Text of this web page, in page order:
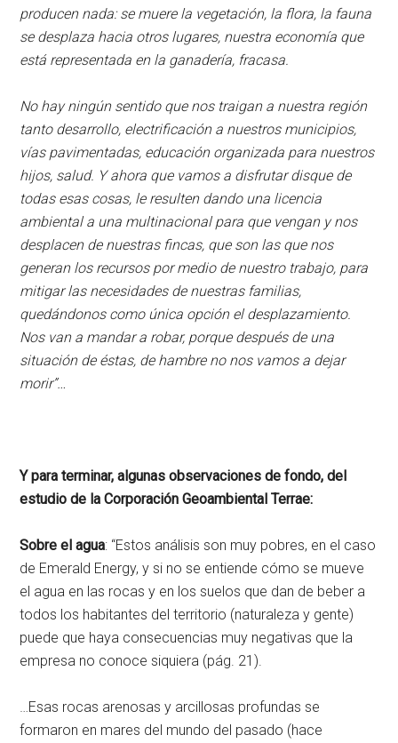
producen nada: se muere la vegetación, la flora, la fauna
se desplaza hacia otros lugares, nuestra economía que
está representada en la ganadería, fracasa.
No hay ningún sentido que nos traigan a nuestra región
tanto desarrollo, electrificación a nuestros municipios,
vías pavimentadas, educación organizada para nuestros
hijos, salud. Y ahora que vamos a disfrutar disque de
todas esas cosas, le resulten dando una licencia
ambiental a una multinacional para que vengan y nos
desplacen de nuestras fincas, que son las que nos
generan los recursos por medio de nuestro trabajo, para
mitigar las necesidades de nuestras familias,
quedándonos como única opción el desplazamiento.
Nos van a mandar a robar, porque después de una
situación de éstas, de hambre no nos vamos a dejar
morir”…
Y para terminar, algunas observaciones de fondo, del
estudio de la Corporación Geoambiental Terrae:
Sobre el agua: “Estos análisis son muy pobres, en el caso
de Emerald Energy, y si no se entiende cómo se mueve
el agua en las rocas y en los suelos que dan de beber a
todos los habitantes del territorio (naturaleza y gente)
puede que haya consecuencias muy negativas que la
empresa no conoce siquiera (pág. 21).
…Esas rocas arenosas y arcillosas profundas se
formaron en mares del mundo del pasado (hace